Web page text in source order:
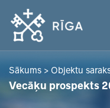
Sākums > Objektu
Vecāķu prospekts